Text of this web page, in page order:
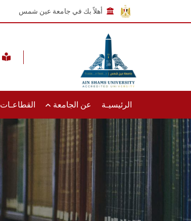
أهلاً بك في جامعة عين شمس
الرئيسيـة عن الجامعة القطاعـات